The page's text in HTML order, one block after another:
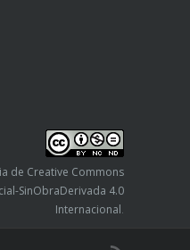
de Creative Commons
SinObraDerivada 4.0
Internacional